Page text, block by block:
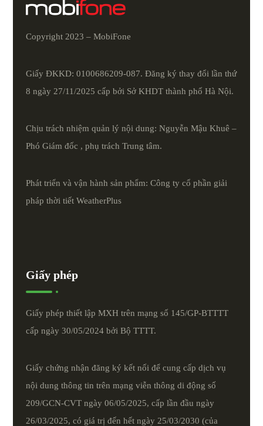
Copyright 2023 – MobiFone
Giấy ĐKKD: 0100686209-087. Đăng ký thay đổi lần thứ
8 ngày 27/11/2025 cấp bởi Sở KHDT thành phố Hà Nội.
Chịu trách nhiệm quản lý nội dung: Nguyễn Mậu Khuê –
Phó Giám đốc , phụ trách Trung tâm.
Phát triển và vận hành sản phẩm: Công ty cổ phần giải
pháp thời tiếtWeatherPlus
Giấy phép
Giấy phép thiết lập MXH trên mạng số 145/GP-BTTTT
cấp ngày 30/05/2024 bởi Bộ TTTT.
Giấy chứng nhận đăng ký kết nối để cung cấp dịch vụ
nội dung thông tin trên mạng viễn thông di động số
209/GCN-CVT ngày 06/05/2025, cấp lần đầu ngày
26/03/2025, có giá trị đến hết ngày 25/03/2030 (của